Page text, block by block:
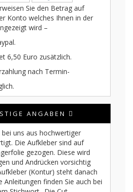
Sie den Betrag auf
Konto welches Ihnen in der
wird –
6,50 Euro zusätzlich.
nach Termin-
ANGABEN
uns aus hochwertiger
Die Aufkleber sind auf
gezogen. Diese wird
und Andrücken vorsichtig
(Kontur) steht danach
Anleitungen finden Sie auch bei